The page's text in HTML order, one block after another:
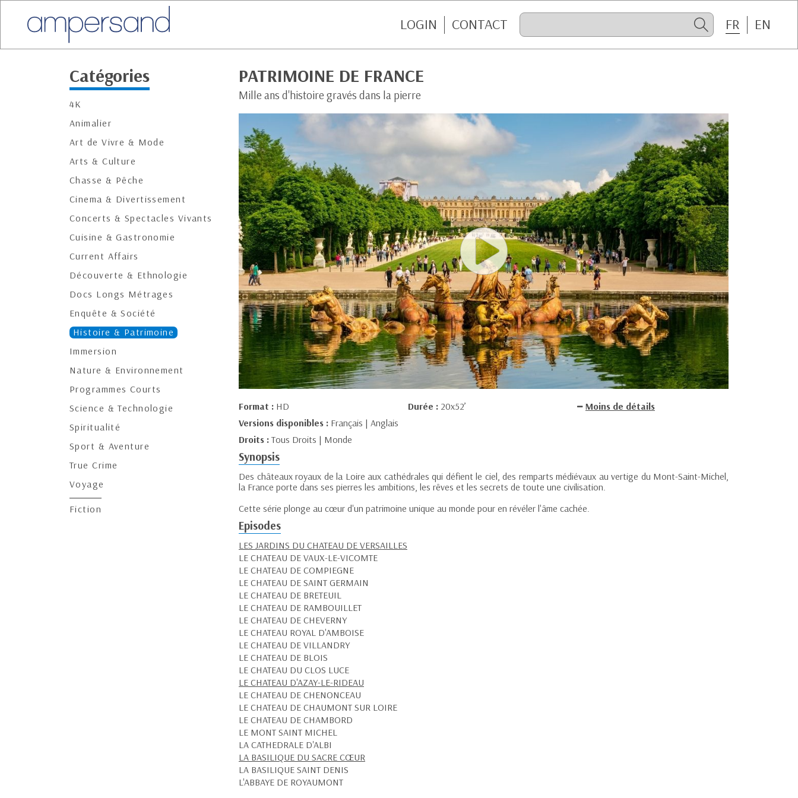
LOGIN CONTACT FR EN
Catégories
4K
Animalier
Art de Vivre & Mode
Arts & Culture
Chasse & Pêche
Cinema & Divertissement
Concerts & Spectacles Vivants
Cuisine & Gastronomie
Current Affairs
Découverte & Ethnologie
Docs Longs Métrages
Enquête & Société
Histoire & Patrimoine
Immersion
Nature & Environnement
Programmes Courts
Science & Technologie
Spiritualité
Sport & Aventure
True Crime
Voyage
Fiction
PATRIMOINE DE FRANCE
Mille ans d'histoire gravés dans la pierre
Format : HD Durée : 20x52’
Moins de détails
Versions disponibles : Français | Anglais
Droits :Tous Droits | Monde
Synopsis
Des châteaux royaux de la Loire aux cathédrales qui défient le ciel, des remparts médiévaux au vertige du Mont-Saint-Michel,
la France porte dans ses pierres les ambitions, les rêves et les secrets de toute une civilisation.
Cette série plonge au cœur d'un patrimoine unique au monde pour en révéler l'âme cachée.
Episodes
LES JARDINS DU CHATEAU DE VERSAILLES
LE CHATEAU DE VAUX-LE-VICOMTE
LE CHATEAU DE COMPIEGNE
LE CHATEAU DE SAINT GERMAIN
LE CHATEAU DE BRETEUIL
LE CHATEAU DE RAMBOUILLET
LE CHATEAU DE CHEVERNY
LE CHATEAU ROYAL D'AMBOISE
LE CHATEAU DE VILLANDRY
LE CHATEAU DE BLOIS
LE CHATEAU DU CLOS LUCE
LE CHATEAU D'AZAY-LE-RIDEAU
LE CHATEAU DE CHENONCEAU
LE CHATEAU DE CHAUMONT SUR LOIRE
LE CHATEAU DE CHAMBORD
LE MONT SAINT MICHEL
LA CATHEDRALE D'ALBI
LA BASILIQUE DU SACRE CŒUR
LA BASILIQUE SAINT DENIS
L'ABBAYE DE ROYAUMONT